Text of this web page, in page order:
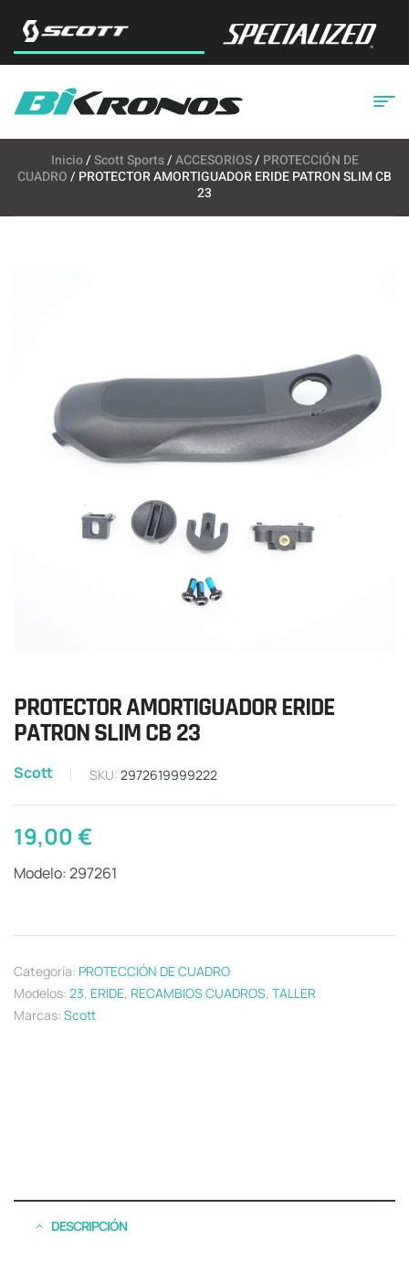
Inicio/Scott Sports/ACCESORIOS/ PROTECCIÓN DE
CUADRO/ PROTECTOR AMORTIGUADOR ERIDE PATRON SLIM CB
23
PROTECTOR AMORTIGUADOR ERIDE
PATRON SLIM CB 23
Scott SKU: 2972619999222
19,00€
Modelo: 297261
Categoría: PROTECCIÓN DE CUADRO
Modelos: 23, ERIDE, RECAMBIOS CUADROS, TALLER
Marcas: Scott
DESCRIPCIÓN